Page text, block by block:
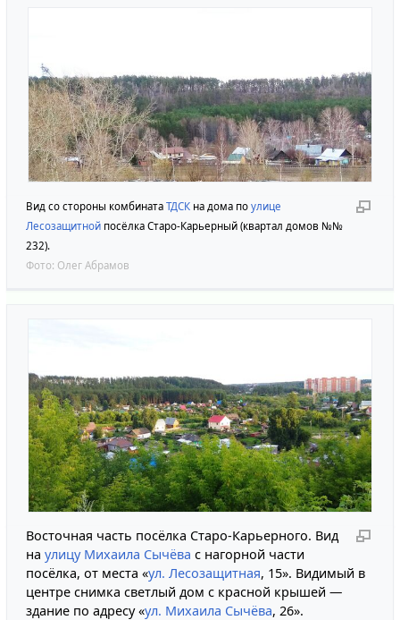
Вид со стороны комбинатаТДСК на дома поулице
Лесозащитной посёлка Старо-Карьерный (квартал домов №№
232).
Фото: Олег Абрамов
Восточная часть посёлка Старо-Карьерного. Вид
наулицу Михаила Сычёва с нагорной части
посёлка, от места «ул. Лесозащитная, 15». Видимый в
центре снимка светлый дом с красной крышей —
здание по адресу «ул. Михаила Сычёва, 26».